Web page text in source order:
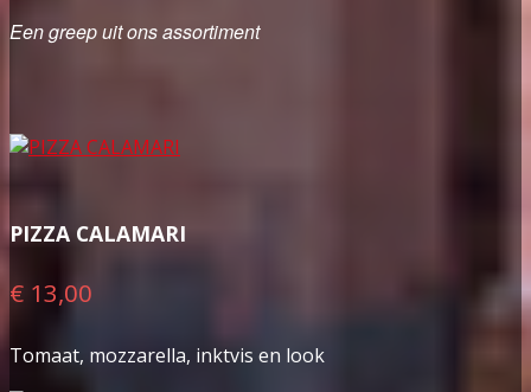
Een greep uit ons assortiment
PIZZA CALAMARI
€ 13,00
Tomaat, mozzarella, inktvis en look